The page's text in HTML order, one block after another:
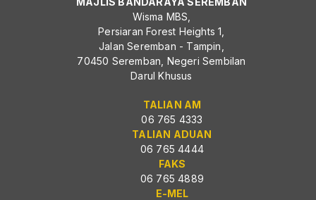
Wisma MBS,
Persiaran Forest Heights 1,
Jalan Seremban - Tampin,
70450 Seremban, Negeri Sembilan
Darul Khusus
TALIAN AM
06 765 4333
TALIAN ADUAN
06 765 4444
FAKS
06 765 4889
E-MEL